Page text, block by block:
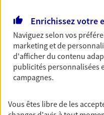
Découvrir l'offre Garantie
OBTENIR
Multirisque
assurance
Enrichissez votre
Naviguez selon vos
marketing et de
d'afficher du contenu
publicités personnalisées
campagnes.
Vous êtes libre de les